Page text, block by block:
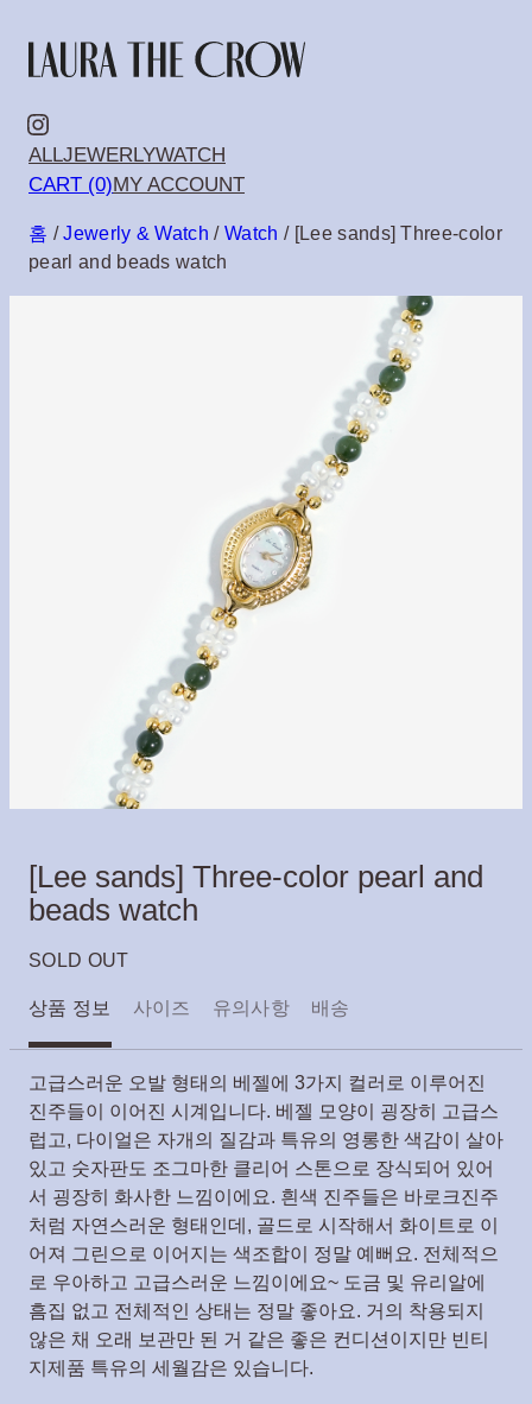
텐
츠
로
로
가
Instagram
ALLJEWERLYWATCH
CART (0)MY ACCOUNT
홈 /Jewerly & Watch /Watch / [Lee sands] Three-color
pearl and beads watch
[Lee sands] Three-color pearl and
beads watch
SOLD OUT
상품 정보 사이즈 유의사항 배송
고급스러운 오발 형태의 베젤에 3가지 컬러로 이루어진
진주들이 이어진 시계입니다. 베젤 모양이 굉장히 고급스
럽고, 다이얼은 자개의 질감과 특유의 영롱한 색감이 살아
있고 숫자판도 조그마한 클리어 스톤으로 장식되어 있어
서 굉장히 화사한 느낌이에요. 흰색 진주들은 바로크진주
처럼 자연스러운 형태인데, 골드로 시작해서 화이트로 이
어져 그린으로 이어지는 색조합이 정말 예뻐요. 전체적으
로 우아하고 고급스러운 느낌이에요~ 도금 및 유리알에
흠집 없고 전체적인 상태는 정말 좋아요. 거의 착용되지
않은 채 오래 보관만 된 거 같은 좋은 컨디션이지만 빈티
지제품 특유의 세월감은 있습니다.